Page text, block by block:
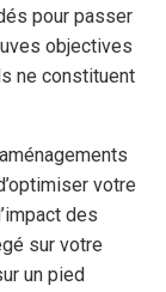
pour passer
objectives
ne constituent
votre
des
sur votre
un pied